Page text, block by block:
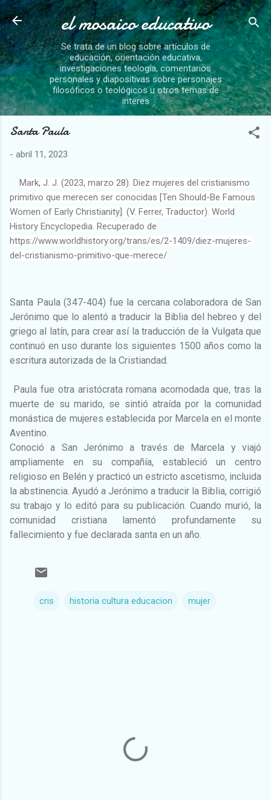
Ir al contenido principal
el mosaico educativo
Se trata de un blog sobre artículos de
educación, orientación educativa,
investigaciones teología, comentarios
personales y diapositivas sobre personajes
filosóficos o teológicos u otros temas de
interes
Santa Paula
- abril 11, 2023
Mark, J. J. (2023, marzo 28). Diez mujeres del cristianismo
primitivo que merecen ser conocidas [Ten Should-Be Famous
Women of Early Christianity]. (V. Ferrer, Traductor). World
History Encyclopedia. Recuperado de
https://www.worldhistory.org/trans/es/2-1409/diez-mujeres-
del-cristianismo-primitivo-que-merece/
Santa Paula (347-404) fue la cercana colaboradora de San
Jerónimo que lo alentó a traducir la Biblia del hebreo y del
griego al latín, para crear así la traducción de la Vulgata que
continuó en uso durante los siguientes 1500 años como la
escritura autorizada de la Cristiandad.
Paula fue otra aristócrata romana acomodada que, tras la
muerte de su marido, se sintió atraída por la comunidad
monástica de mujeres establecida por Marcela en el monte
Aventino.
Conoció a San Jerónimo a través de Marcela y viajó
ampliamente en su compañía, estableció un centro
religioso en Belén y practicó un estricto ascetismo, incluida
la abstinencia. Ayudó a Jerónimo a traducir la Biblia, corrigió
su trabajo y lo editó para su publicación. Cuando murió, la
comunidad cristiana lamentó profundamente su
fallecimiento y fue declarada santa en un año.
cris historia cultura educacion mujer